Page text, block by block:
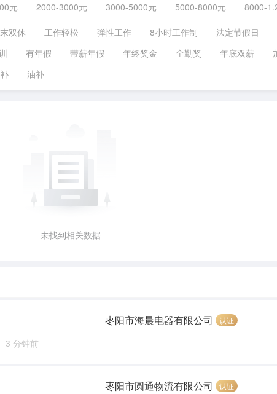
元 2000-3000元 3000-5000元 5000-8000元 8000-
双休 工作轻松 弹性工作 8小时工作制 法定节假日
有年假 带薪年假 年终奖金 全勤奖 年底双薪
油补
未找到相关数据
3 分钟前
枣阳市海晨电器有限公司 认证
枣阳市圆通物流有限公司 认证